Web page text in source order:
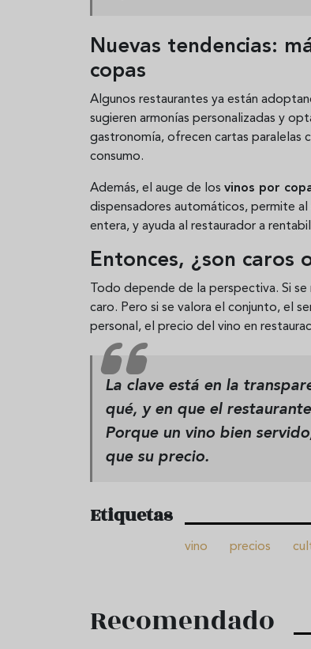
Nuevas tendencias:
copas
Algunos restaurantes ya están
sugieren armonías personalizadas y
gastronomía, ofrecen cartas paralelas
consumo.
Además, el auge de los vinos por
dispensadores automáticos, permite
entera, y ayuda al restaurador a
Entonces, ¿son caros
Todo depende de la perspectiva. Si
caro. Pero si se valora el conjunto, el
personal, el precio del vino en
La clave está en la
qué, y en que el
Porque un vino bien
que su precio.
Etiquetas
vino precios
Recomendado